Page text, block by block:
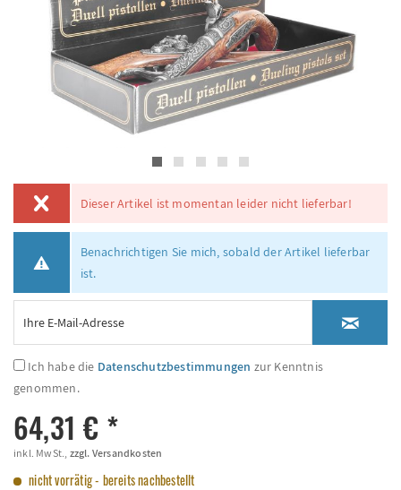
Dieser Artikel ist momentan leider nicht lieferbar!
Benachrichtigen Sie mich, sobald der Artikel lieferbar
ist.
Ich habe die Datenschutzbestimmungen zur Kenntnis
genommen.
64,31 € *
inkl. MwSt., zzgl. Versandkosten
nicht vorrätig - bereits nachbestellt